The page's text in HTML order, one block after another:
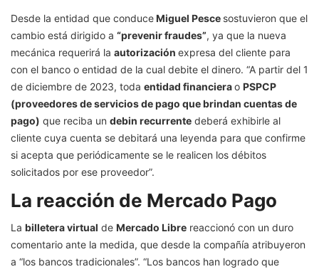
Desde la entidad que conduceMiguel Pesce sostuvieron que el
cambio está dirigido a “prevenir fraudes”, ya que la nueva
mecánica requerirá la autorización expresa del cliente para
con el banco o entidad de la cual debite el dinero. “A partir del 1
de diciembre de 2023, toda entidad financierao PSPCP
(proveedores de servicios de pago que brindan cuentas de
pago) que reciba un debin recurrente deberá exhibirle al
cliente cuya cuenta se debitará una leyenda para que confirme
si acepta que periódicamente se le realicen los débitos
solicitados por ese proveedor”.
La reacción de Mercado Pago
La billetera virtual de Mercado Libre reaccionó con un duro
comentario ante la medida, que desde la compañía atribuyeron
a “los bancos tradicionales”. “Los bancos han logrado que